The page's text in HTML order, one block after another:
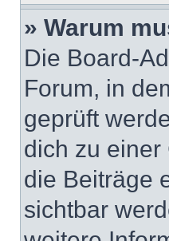
» Warum
Die Board-
Forum, in
geprüft
dich zu
die Beiträge
sichtbar